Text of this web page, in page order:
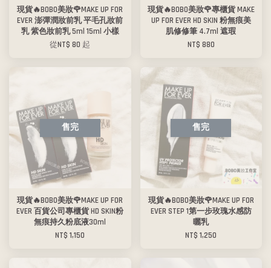
現貨🔥BOBO美妝🌹MAKE UP FOR
EVER 澎彈潤妝前乳 平毛孔妝前
乳 紫色妝前乳 5ml 15ml 小樣
從NT$ 80 起
現貨🔥BOBO美妝🌹專櫃貨 MAKE
UP FOR EVER HD SKIN 粉無痕美
肌修修筆 4.7ml 遮瑕
NT$ 880
售完
現貨🔥BOBO美妝🌹MAKE UP FOR
EVER 百貨公司專櫃貨 HD SKIN粉
無痕持久粉底液30ml
NT$ 1,150
售完
現貨🔥BOBO美妝🌹MAKE UP FOR
EVER STEP 1第一步玫瑰水感防
曬乳
NT$ 1,250